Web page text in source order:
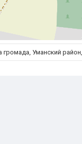
громада, Уманский